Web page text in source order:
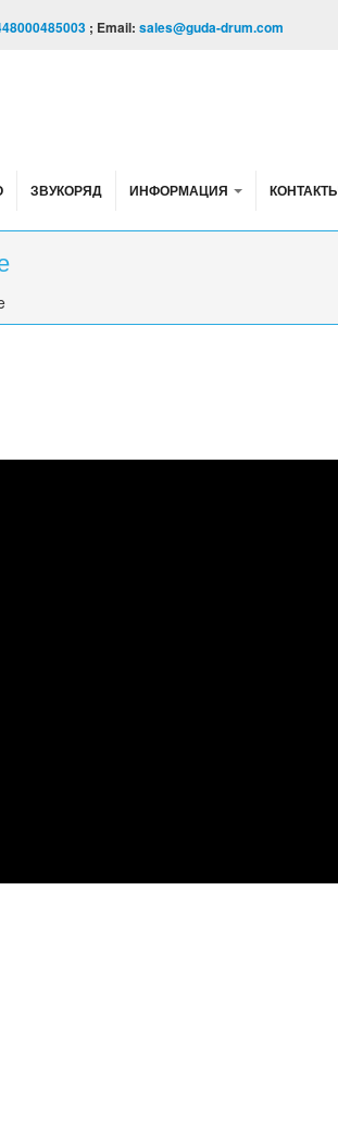
; Email: sales@guda-drum.com
ЗВУКОРЯД ИНФОРМАЦИЯ КОНТАКТЫ